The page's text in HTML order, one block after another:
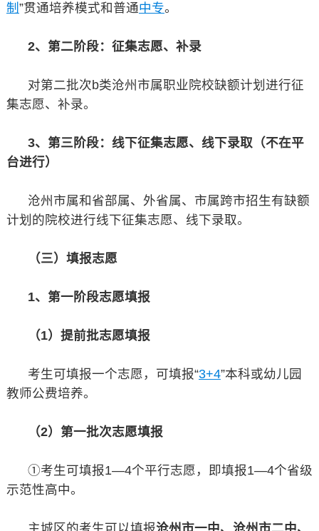
制 ”贯通培养模式和普通中专。
2、第二阶段：征集志愿、补录
对第二批次b类沧州市属职业院校缺额计划进行征
集志愿、补录。
3、第三阶段：线下征集志愿、线下录取（不在平
台进行）
沧州市属和省部属、外省属、市属跨市招生有缺额
计划的院校进行线下征集志愿、线下录取。
（三）填报志愿
1、第一阶段志愿填报
（1）提前批志愿填报
考生可填报一个志愿，可填报“3+4”本科或幼儿园
教师公费培养。
（2）第一批次志愿填报
①考生可填报1—4个平行志愿，即填报1—4个省级
示范性高中。
主城区的考生可以填报沧州市一中、沧州市二中、